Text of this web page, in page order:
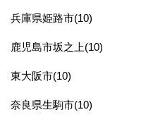
兵庫県姫路市(10)
鹿児島市坂之上(10)
東大阪市(10)
奈良県生駒市(10)